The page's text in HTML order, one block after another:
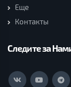
Еще
Контакты
Следите за